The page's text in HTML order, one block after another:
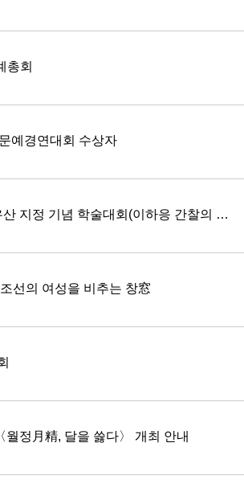
총회
예경연대회 수상자
강원도 유형문화유산 지정 기념 학술대회(이하응 간찰의 문화유산 가치 검토)
선의 여성을 비추는 창窓
월정月精, 달을 쓿다〉 개최 안내